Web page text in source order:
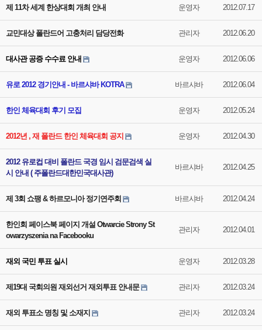
제 11차 세계 한상대회 개최 안내 운영자 2012.07.17
교민대상 폴란드어 고충처리 담당전화 관리자 2012.06.20
대사관 공증 수수료 안내 운영자 2012.06.06
유로 2012 경기안내 - 바르샤바 KOTRA 바르샤바 2012.06.04
한인 체육대회 후기 모집 운영자 2012.05.24
2012년 , 재 폴란드 한인 체육대회 공지 운영자 2012.04.30
2012 유로컵 대비 폴란드 국경 임시 검문검색 실
시 안내 ( 주폴란드대한민국대사관)
바르샤바 2012.04.25
제 3회 쇼팽 & 하르모니아 정기연주회 바르샤바 2012.04.24
한인회 페이스북 페이지 개설 Otwarcie Strony St
owarzyszenia na Facebooku
관리자 2012.04.01
재외 국민 투표 실시 운영자 2012.03.28
제19대 국회의원 재외선거 재외투표 안내문 관리자 2012.03.24
재외 투표소 명칭 및 소재지 관리자 2012.03.24